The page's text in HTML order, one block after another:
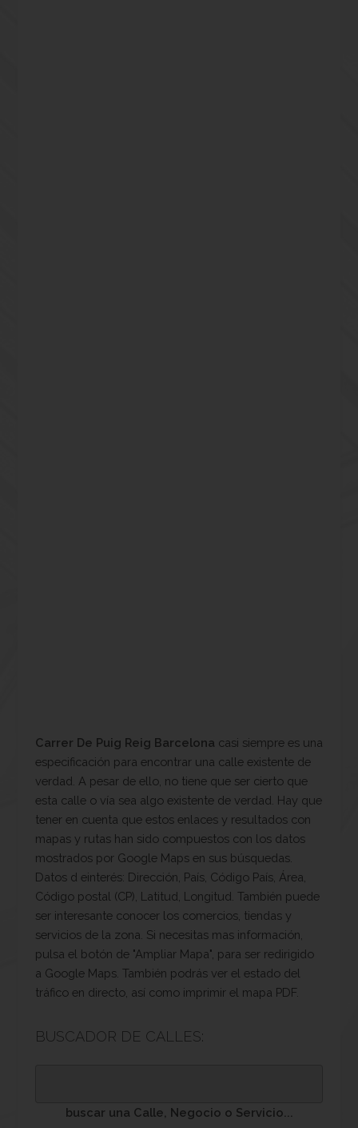
Carrer De Puig Reig Barcelona casi siempre es una
especificación para encontrar una calle existente de
verdad. A pesar de ello, no tiene que ser cierto que
esta calle o vía sea algo existente de verdad. Hay que
tener en cuenta que estos enlaces y resultados con
mapas y rutas han sido compuestos con los datos
mostrados por Google Maps en sus búsquedas.
Datos d einterés: Dirección, País, Código País, Área,
Código postal (CP), Latitud, Longitud. También puede
ser interesante conocer los comercios, tiendas y
servicios de la zona. Si necesitas mas información,
pulsa el botón de "Ampliar Mapa", para ser redirigido
a Google Maps. También podrás ver el estado del
tráfico en directo, así como imprimir el mapa PDF.
BUSCADOR DE CALLES:
buscar una Calle, Negocio o Servicio...